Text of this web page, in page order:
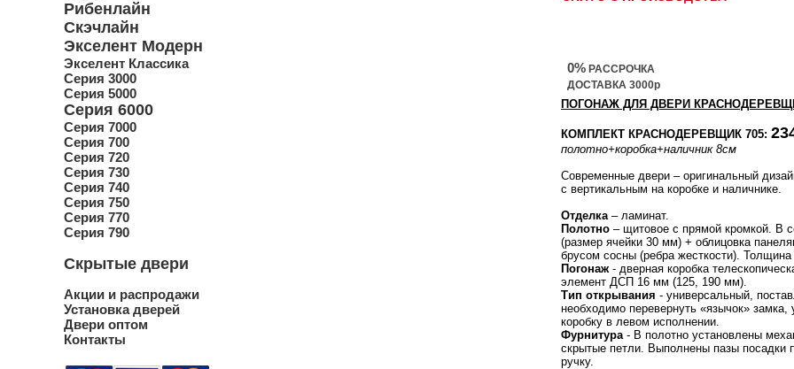
Рибенлайн
Скэчлайн
Экселент Модерн
Экселент Классика
Серия 3000
Серия 5000
Серия 6000
Серия 7000
Серия 700
Серия 720
Серия 730
Серия 740
Серия 750
Серия 770
Серия 790
Скрытые двери
Акции и распродажи
Установка дверей
Двери оптом
Контакты
0% РАССРОЧКА
ДОСТАВКА 3000р
ПОГОНАЖ ДЛЯ ДВЕРИ
КОМПЛЕКТ КРАСНОДЕРЕВЩИК 705:
полотно+коробка+наличник 8см
Современные двери – оригинальный
с вертикальным на коробке и наличнике.
Отделка– ламинат.
Полотно – щитовое с прямой кромкой. В
(размер ячейки 30 мм) + облицовка
брусом сосны (ребра жесткости).
Погонаж- дверная коробка
элемент ДСП 16 мм (125, 190 мм).
Тип открывания - универсальный,
необходимо перевернуть «язычок» замка,
коробку в левом исполнении.
Фурнитура- В полотно установлены
скрытые петли. Выполнены пазы посадки
ручку.